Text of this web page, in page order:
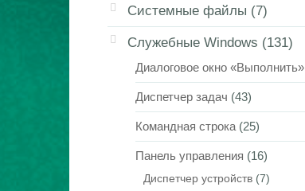
Системные файлы (7)
Служебные Windows (131)
Диалоговое окно «Выполнить»
Диспетчер задач (43)
Командная строка (25)
Панель управления (16)
Диспетчер устройств (7)